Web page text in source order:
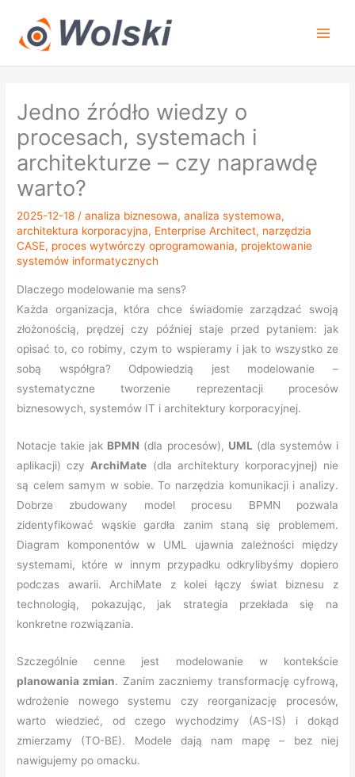
treści
Jedno źródło wiedzy o
procesach, systemach i
architekturze – czy naprawdę
warto?
2025-12-18/analiza biznesowa,analiza systemowa,
architektura korporacyjna, Enterprise Architect, narzędzia
CASE, proces wytwórczy oprogramowania, projektowanie
systemów informatycznych
Dlaczego modelowanie ma sens?
Każda organizacja, która chce świadomie zarządzać swoją
złożonością, prędzej czy później staje przed pytaniem: jak
opisać to, co robimy, czym to wspieramy i jak to wszystko ze
sobą współgra? Odpowiedzią jest modelowanie –
systematyczne tworzenie reprezentacji procesów
biznesowych, systemów IT i architektury korporacyjnej.
Notacje takie jak BPMN (dla procesów), UML (dla systemów i
aplikacji) czy ArchiMate (dla architektury korporacyjnej) nie
są celem samym w sobie. To narzędzia komunikacji i analizy.
Dobrze zbudowany model procesu BPMN pozwala
zidentyfikować wąskie gardła zanim staną się problemem.
Diagram komponentów w UML ujawnia zależności między
systemami, które w innym przypadku odkrylibyśmy dopiero
podczas awarii. ArchiMate z kolei łączy świat biznesu z
technologią, pokazując, jak strategia przekłada się na
konkretne rozwiązania.
Szczególnie cenne jest modelowanie w kontekście
planowania zmian. Zanim zaczniemy transformację cyfrową,
wdrożenie nowego systemu czy reorganizację procesów,
warto wiedzieć, od czego wychodzimy (AS-IS) i dokąd
zmierzamy (TO-BE). Modele dają nam mapę – bez niej
nawigujemy po omacku.